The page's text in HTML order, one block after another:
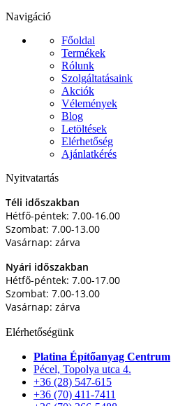
Navigáció
Főoldal
Termékek
Rólunk
Szolgáltatásaink
Akciók
Vélemények
Blog
Letöltések
Elérhetőség
Ajánlatkérés
Nyitvatartás
Téli időszakban
Hétfő-péntek: 7.00-16.00
Szombat: 7.00-13.00
Vasárnap: zárva
Nyári időszakban
Hétfő-péntek: 7.00-17.00
Szombat: 7.00-13.00
Vasárnap: zárva
Elérhetőségünk
Platina Építőanyag Centrum
Pécel, Topolya utca 4.
+36 (28) 547-615
+36 (70) 411-7411